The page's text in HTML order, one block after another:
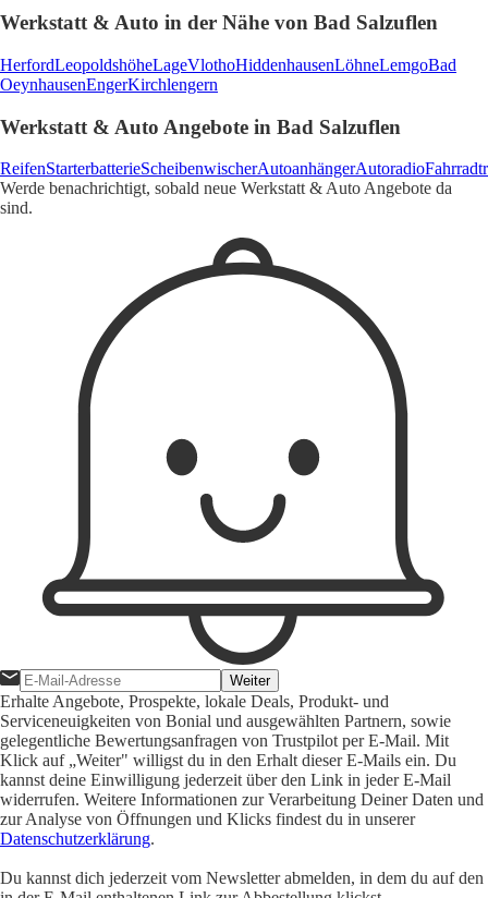
Werkstatt & Auto in der Nähe von Bad Salzuflen
HerfordLeopoldshöheLageVlothoHiddenhausenLöhneLemgoBad
OeynhausenEngerKirchlengern
Werkstatt & Auto Angebote in Bad Salzuflen
ReifenStarterbatterieScheibenwischerAutoanhängerAutoradio
Werde benachrichtigt, sobald neue Werkstatt & Auto Angebote da
sind.
Weiter
Erhalte Angebote, Prospekte, lokale Deals, Produkt- und
Serviceneuigkeiten von Bonial und ausgewählten Partnern, sowie
gelegentliche Bewertungsanfragen von Trustpilot per E-Mail. Mit
Klick auf „Weiter" willigst du in den Erhalt dieser E-Mails ein. Du
kannst deine Einwilligung jederzeit über den Link in jeder E-Mail
widerrufen. Weitere Informationen zur Verarbeitung Deiner Daten und
zur Analyse von Öffnungen und Klicks findest du in unserer
Datenschutzerklärung.
Du kannst dich jederzeit vom Newsletter abmelden, in dem du auf den